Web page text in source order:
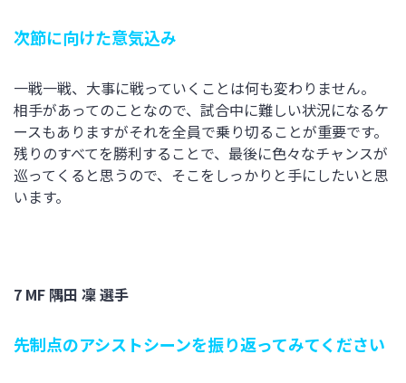
次節に向けた意気込み
一戦一戦、大事に戦っていくことは何も変わりません。
相手があってのことなので、試合中に難しい状況になるケ
ースもありますがそれを全員で乗り切ることが重要です。
残りのすべてを勝利することで、最後に色々なチャンスが
巡ってくると思うので、そこをしっかりと手にしたいと思
います。
7 MF 隅田 凜 選手
先制点のアシストシーンを振り返ってみてください